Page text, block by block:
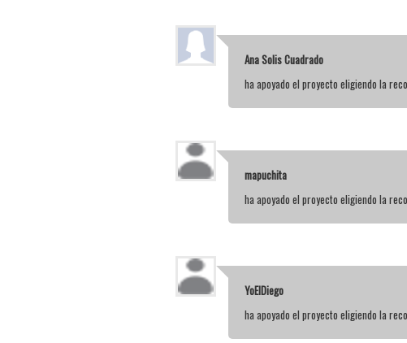
Ana Solis Cuadrado
ha apoyado el proyecto eligiendo la
mapuchita
ha apoyado el proyecto eligiendo la
YoElDiego
ha apoyado el proyecto eligiendo la